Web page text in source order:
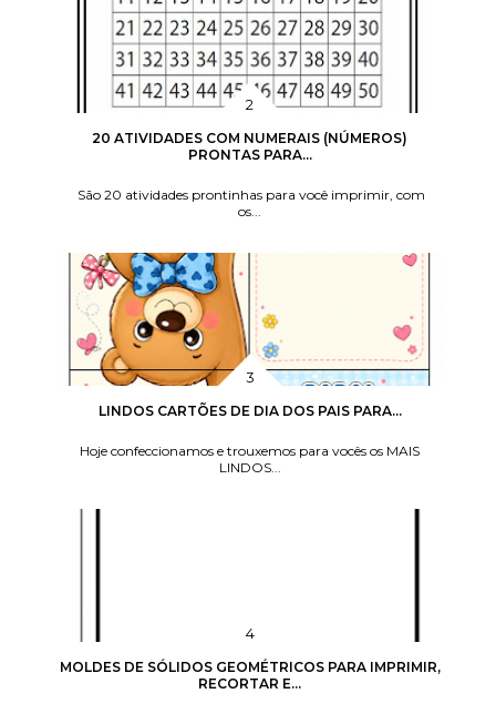
20 ATIVIDADES COM NUMERAIS (NÚMEROS)
PRONTAS PARA...
São 20 atividades prontinhas para você imprimir, com
os...
LINDOS CARTÕES DE DIA DOS PAIS PARA...
Hoje confeccionamos e trouxemos para vocês os MAIS
LINDOS...
MOLDES DE SÓLIDOS GEOMÉTRICOS PARA IMPRIMIR,
RECORTAR E...